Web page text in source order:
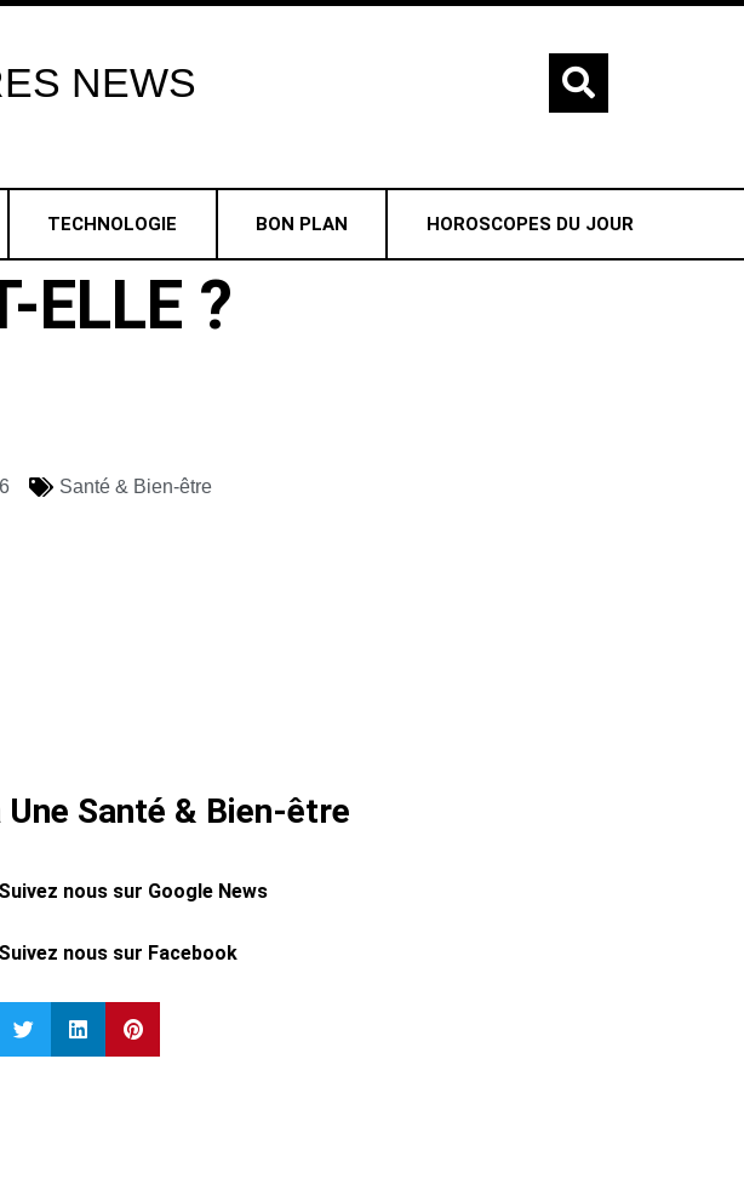
NEWS
TECHNOLOGIE BON PLAN HOROSCOPES DU JOUR
ELLE ?
Santé & Bien-être
Une Santé & Bien-être
nous sur Google News
Suivez nous sur Facebook